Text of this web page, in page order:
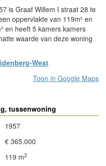
is Graaf Willem I straat 28 te
oppervlakte van 119m² en
en heeft 5 kamers kamers
waarde van deze woning
West
Toon in Google Maps
tussenwoning
1957
€ 365.000
119 m2